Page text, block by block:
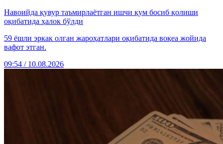
Навоийда қувур таъмирлаётган ишчи қум босиб қолиши
оқибатида ҳалок бўлди
59 ёшли эркак олган жароҳатлари оқибатида воқеа жойида
вафот этган.
09:54 / 10.08.2026